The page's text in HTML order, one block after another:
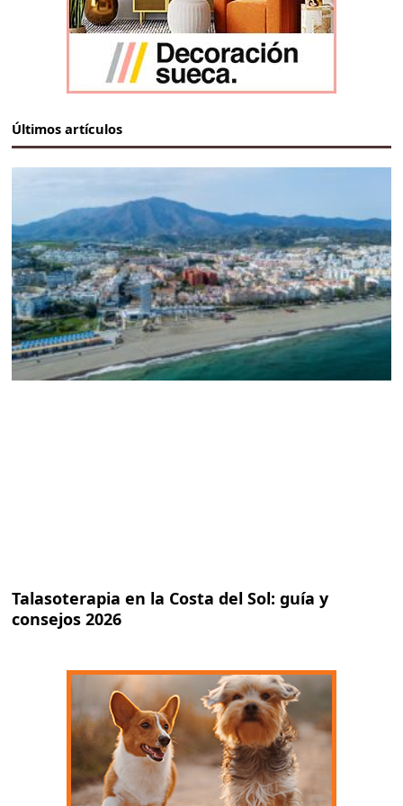
Últimos artículos
Talasoterapia en la Costa del Sol: guía y
consejos 2026